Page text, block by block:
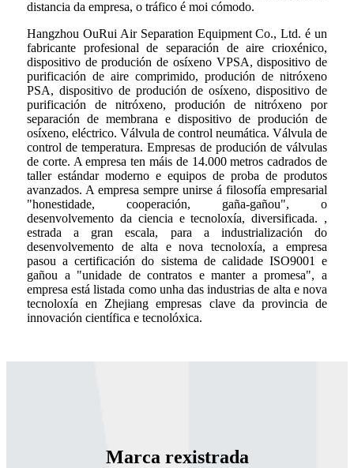
distancia da empresa, o tráfico é moi cómodo.
Hangzhou OuRui Air Separation Equipment Co., Ltd. é un
fabricante profesional de separación de aire crioxénico,
dispositivo de produción de osíxeno VPSA, dispositivo de
purificación de aire comprimido, produción de nitróxeno
PSA, dispositivo de produción de osíxeno, dispositivo de
purificación de nitróxeno, produción de nitróxeno por
separación de membrana e dispositivo de produción de
osíxeno, eléctrico. Válvula de control neumática. Válvula de
control de temperatura. Empresas de produción de válvulas
de corte. A empresa ten máis de 14.000 metros cadrados de
taller estándar moderno e equipos de proba de produtos
avanzados. A empresa sempre unirse á filosofía empresarial
"honestidade, cooperación, gaña-gañou", o
desenvolvemento da ciencia e tecnoloxía, diversificada. ,
estrada a gran escala, para a industrialización do
desenvolvemento de alta e nova tecnoloxía, a empresa
pasou a certificación do sistema de calidade ISO9001 e
gañou a "unidade de contratos e manter a promesa", a
empresa está listada como unha das industrias de alta e nova
tecnoloxía en Zhejiang empresas clave da provincia de
innovación científica e tecnolóxica.
Marca rexistrada